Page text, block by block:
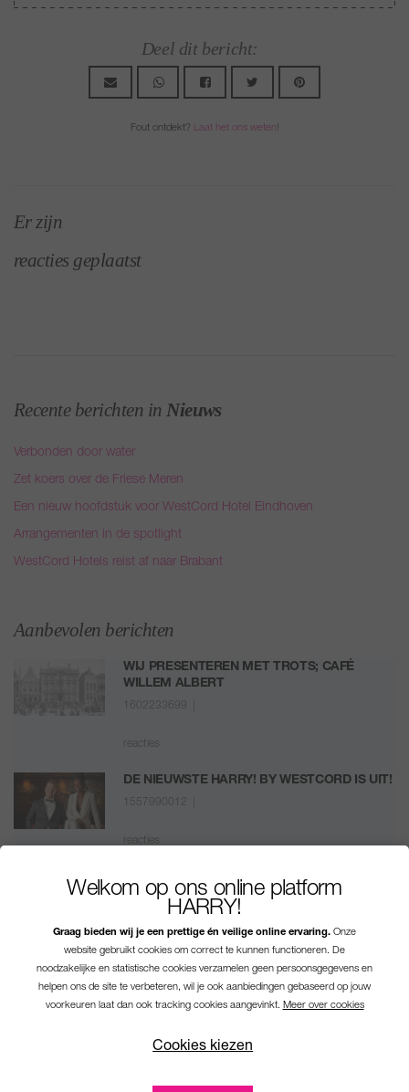
Welkom op ons online platform
HARRY!
Graag bieden wij je een prettige én veilige online ervaring. Onze
website gebruikt cookies om correct te kunnen functioneren. De
noodzakelijke en statistische cookies verzamelen geen persoonsgegevens en
helpen ons de site te verbeteren, wil je ook aanbiedingen gebaseerd op jouw
voorkeuren laat dan ook tracking cookies aangevinkt. Meer over cookies
Cookies kiezen
Deel dit bericht:
Fout ontdekt? Laat het ons weten!
Er zijn
reacties geplaatst
Recente berichten in Nieuws
Verbonden door water
Zet koers over de Friese Meren
Een nieuw hoofdstuk voor WestCord Hotel Eindhoven
Arrangementen in de spotlight
WestCord Hotels reist af naar Brabant
Aanbevolen berichten
WIJ PRESENTEREN MET TROTS; CAFÉ
WILLEM ALBERT
1602233699 |
reacties
DE NIEUWSTE HARRY! BY WESTCORD IS UIT!
1557990012 |
reacties
HARRY’S WEEK TOP 5!
1513333145 |
reacties